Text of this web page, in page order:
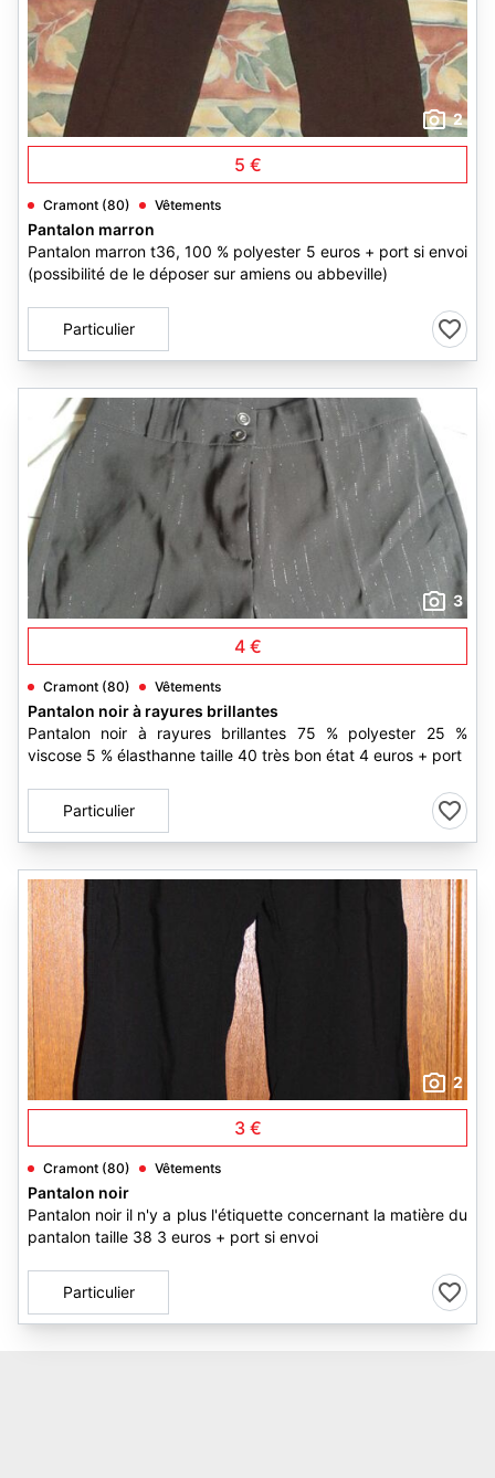
2
5 €
Cramont (80) Vêtements
Pantalon marron
Pantalon marron t36, 100 % polyester 5 euros + port si envoi
(possibilité de le déposer sur amiens ou abbeville)
Particulier
3
4 €
Cramont (80) Vêtements
Pantalon noir à rayures brillantes
Pantalon noir à rayures brillantes 75 % polyester 25 %
viscose 5 % élasthanne taille 40 très bon état 4 euros + port
Particulier
2
3 €
Cramont (80) Vêtements
Pantalon noir
Pantalon noir il n'y a plus l'étiquette concernant la matière du
pantalon taille 38 3 euros + port si envoi
Particulier